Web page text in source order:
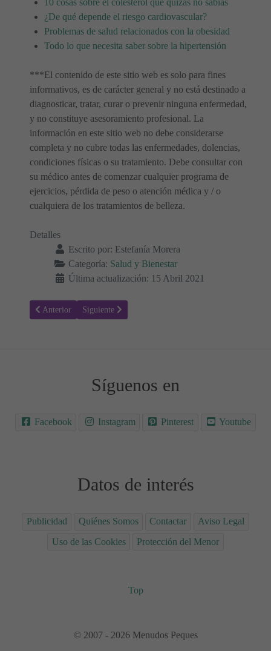
¿De qué depende el riesgo cardiovascular?
Problemas de salud relacionados con la obesidad
Todo lo que necesita saber sobre la hipertensión
***El contenido de este sitio web es solo para fines
informativos, es de carácter general y no está destinado a
diagnosticar, tratar, curar o prevenir ninguna enfermedad,
y no constituye asesoramiento profesional. La
información en este sitio web no debe considerarse
completa y no cubre todas las enfermedades, dolencias,
condiciones físicas o su tratamiento. Debe consultar con
su médico antes de comenzar cualquier programa de
ejercicios, pérdida de peso o atención médica y / o
cualquiera de los tratamientos de belleza.
Detalles
Escrito por: Estefanía Morera
Categoría: Salud y Bienestar
Última actualización: 15 Abril 2021
Artículo anterior: Bulto en el pecho: ¿Cuándo hay que preocuparse?
Anterior Artículo siguiente: ¿Por qué a veces vemos destellos
Siguiente
Síguenos en
Facebook Instagram Pinterest Youtube
Datos de interés
Publicidad Quiénes Somos Contactar
Aviso Legal
Uso de las Cookies
Protección del Menor
Top
© 2007 - 2026 Menudos Peques